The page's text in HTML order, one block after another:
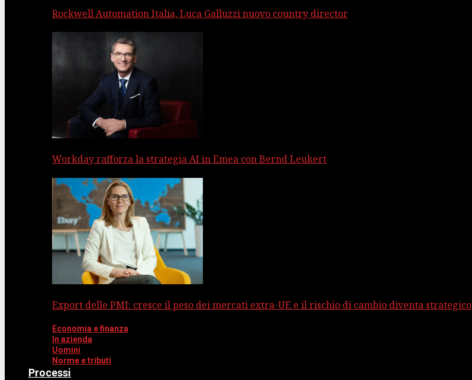
Rockwell Automation Italia, Luca Galluzzi nuovo country director
Workday rafforza la strategia AI in Emea con Bernd Leukert
Export delle PMI: cresce il peso dei mercati extra-UE e il rischio di cambio diventa strategico
Economia e finanza
In azienda
Uomini
Norme e tributi
Processi